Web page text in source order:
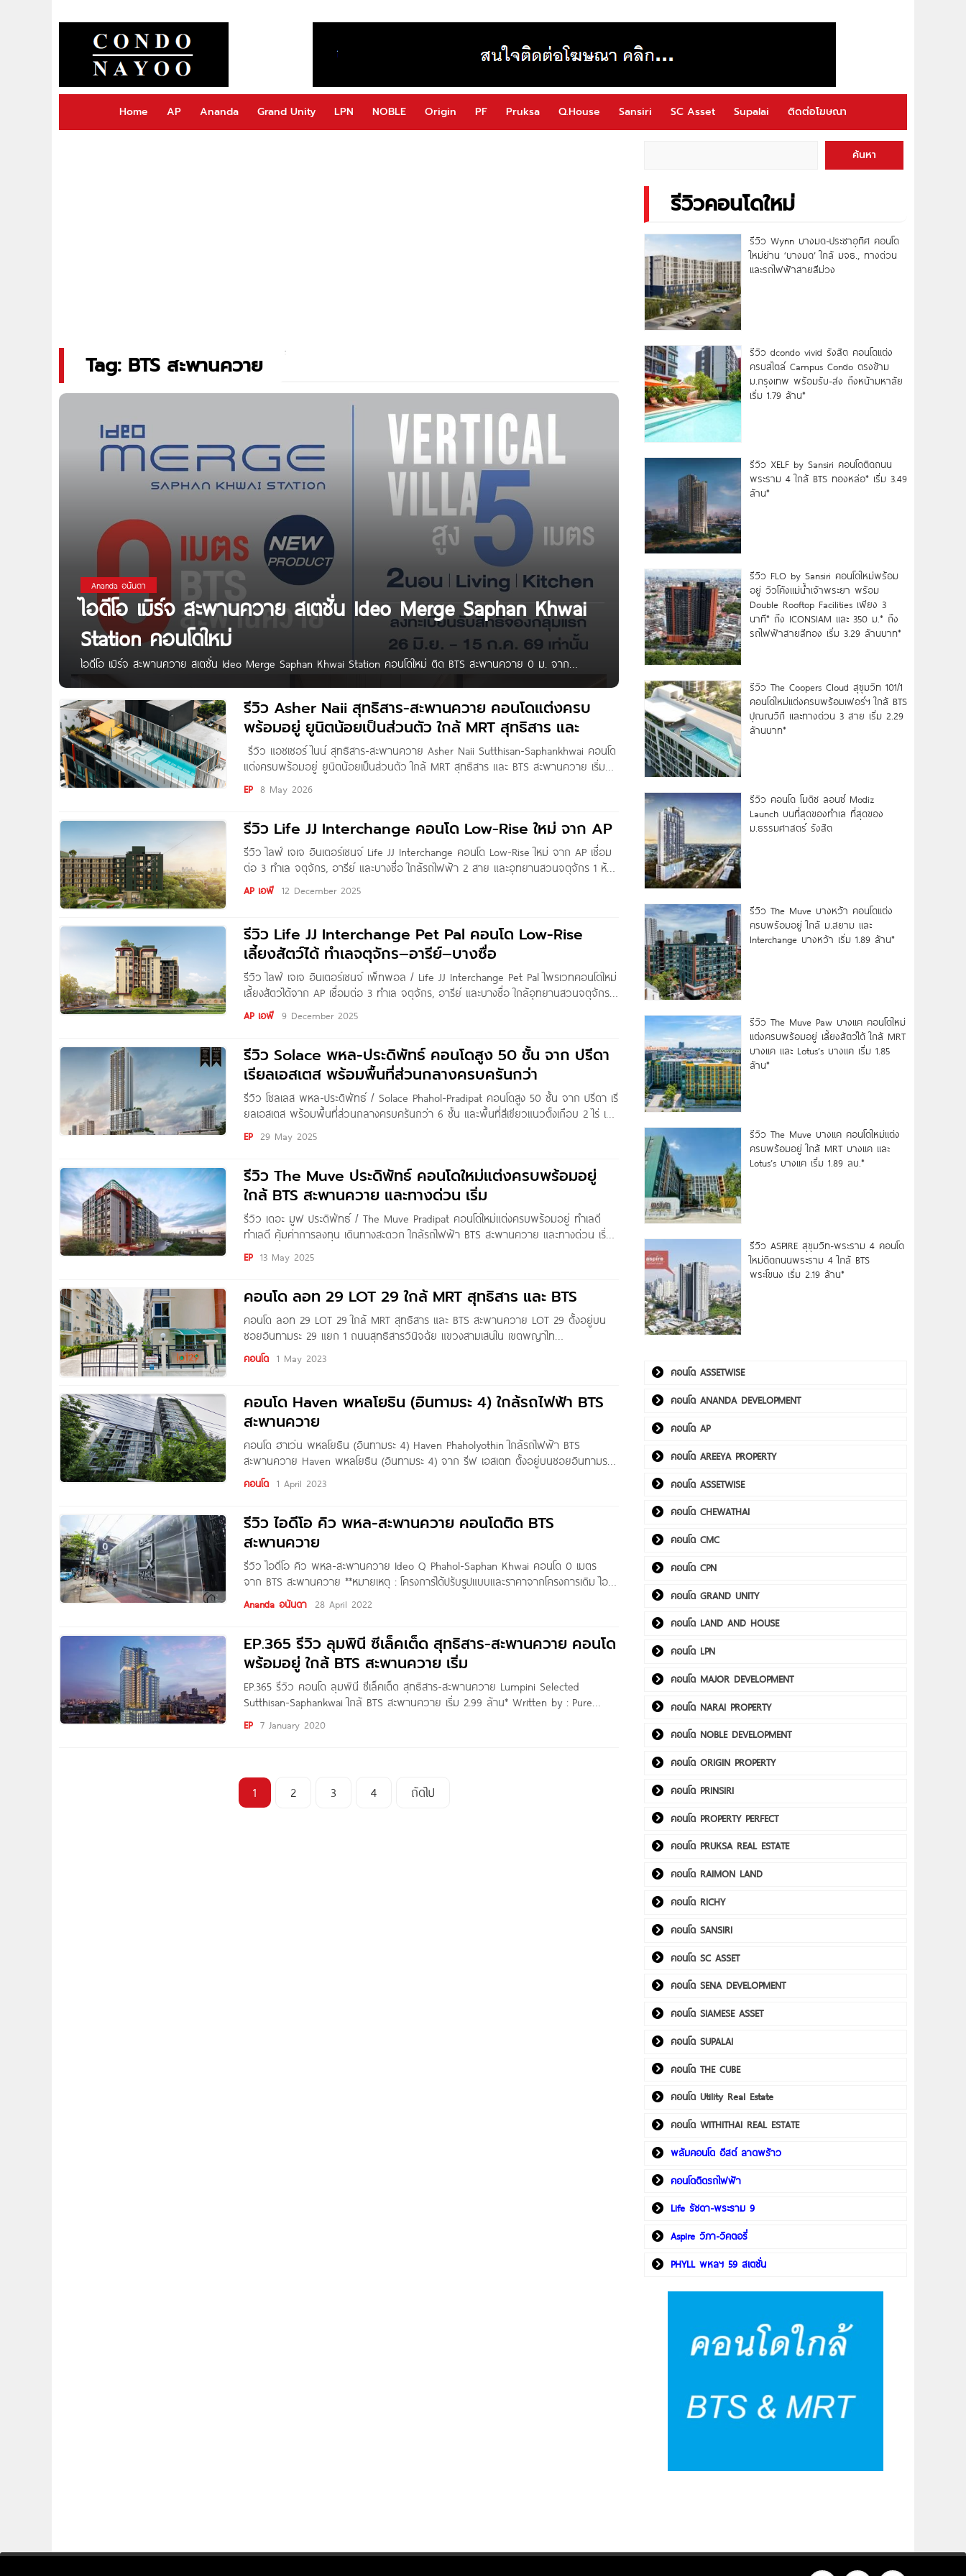
Home AP Ananda Grand Unity LPN NOBLE Origin PF Pruksa Q.House Sansiri SC Asset Supalai ติดต่อโฆษณา
Tag: BTS สะพานควาย
Ananda อนันดา
ไอดีโอ เมิร์จ สะพานควาย สเตชั่น Ideo Merge Saphan Khwai
Station คอนโดใหม่
ไอดีโอ เมิร์จ สะพานควาย สเตชั่น Ideo Merge Saphan Khwai Station คอนโดใหม่ ติด BTS สะพานควาย 0 ม. จาก
รีวิว Asher Naii สุทธิสาร-สะพานควาย คอนโดแต่งครบ
พร้อมอยู่ ยูนิตน้อยเป็นส่วนตัว ใกล้ MRT สุทธิสาร และ
รีวิว แอชเชอร์ ไนน์ สุทธิสาร-สะพานควาย Asher Naii Sutthisan-Saphankhwai คอนโด
แต่งครบพร้อมอยู่ ยูนิตน้อยเป็นส่วนตัว ใกล้ MRT สุทธิสาร และ BTS สะพานควาย เริ่ม
2.39 ล้าน* Written by : Pure Thitapa สวัสดีค่ะ เพื่อน ๆ Condonayoo ทุกคน วันนี้เรา
จะพาไปชมคอนโดแต่งครบพร้อมอยู่ บนทำเลใกล้
EP 8 May 2026
รีวิว Life JJ Interchange คอนโด Low-Rise ใหม่ จาก AP
รีวิว ไลฟ์ เจเจ อินเตอร์เชนจ์ Life JJ Interchange คอนโด Low-Rise ใหม่ จาก AP เชื่อม
ต่อ 3 ทำเล จตุจักร, อารีย์ และบางซื่อ ใกล้รถไฟฟ้า 2 สาย และอุทยานสวนจตุจักร 1 ห้อง
นอน เริ่ม 3.49 ล้านบาท* Written by :
AP เอพี 12 December 2025
รีวิว Life JJ Interchange Pet Pal คอนโด Low-Rise
เลี้ยงสัตว์ได้ ทำเลจตุจักร–อารีย์–บางซื่อ
รีวิว ไลฟ์ เจเจ อินเตอร์เชนจ์ เพ็ทพอล / Life JJ Interchange Pet Pal ไพรเวทคอนโดใหม่
เลี้ยงสัตว์ได้จาก AP เชื่อมต่อ 3 ทำเล จตุจักร, อารีย์ และบางซื่อ ใกล้อุทยานสวนจตุจักร
และ Pet Park (สวนรถไฟ) 1 ห้องนอน เริ่ม 3.89 ล้านบาท*
AP เอพี 9 December 2025
รีวิว Solace พหล-ประดิพัทธ์ คอนโดสูง 50 ชั้น จาก ปรีดา
เรียลเอสเตส พร้อมพื้นที่ส่วนกลางครบครันกว่า
รีวิว โซลเลส พหล-ประดิพัทธ์ / Solace Phahol-Pradipat คอนโดสูง 50 ชั้น จาก ปรีดา เรี
ยลเอสเตส พร้อมพื้นที่ส่วนกลางครบครันกว่า 6 ชั้น และพื้นที่สีเขียวแนวตั้งเกือบ 2 ไร่ เริ่ม
3.99 ล้าน* Written by : Pure Thitapa สวัสดีค่ะ เพื่อน ๆ Condonayoo ทุกคน วันนี้เรา
จะพาไปชมโครงการ
EP 29 May 2025
รีวิว The Muve ประดิพัทธ์ คอนโดใหม่แต่งครบพร้อมอยู่
ใกล้ BTS สะพานควาย และทางด่วน เริ่ม
รีวิว เดอะ มูฟ ประดิพัทธ์ / The Muve Pradipat คอนโดใหม่แต่งครบพร้อมอยู่ ทำเลดี
ทำเลดี คุ้มค่าการลงทุน เดินทางสะดวก ใกล้รถไฟฟ้า BTS สะพานควาย และทางด่วน เริ่ม
2.89 ล้าน* Written by : Pure Thitapa สวัสดีค่ะ เพื่อน ๆ Condonayoo วันนี้เราจะพาไป
ชมคอนโดแต่งครบสร้างเสร็จพร้อมอยู่ใจกลางเมือง
EP 13 May 2025
คอนโด ลอท 29 LOT 29 ใกล้ MRT สุทธิสาร และ BTS
คอนโด ลอท 29 LOT 29 ใกล้ MRT สุทธิสาร และ BTS สะพานควาย LOT 29 ตั้งอยู่บน
ซอยอินทามระ 29 แยก 1 ถนนสุทธิสารวินิจฉัย แขวงสามเสนใน เขตพญาไท
กรุงเทพมหานคร ใกล้รถไฟฟ้า MRT สุทธิสาร, BTS สะพานควาย, เซ็นทรัล ลาดพร้าว,
ยูเนียนมอลล์, ตลาดนัดสวนจตุจักร,
คอนโด 1 May 2023
คอนโด Haven พหลโยธิน (อินทามระ 4) ใกล้รถไฟฟ้า BTS
สะพานควาย
คอนโด ฮาเว่น พหลโยธิน (อินทามระ 4) Haven Phaholyothin ใกล้รถไฟฟ้า BTS
สะพานควาย Haven พหลโยธิน (อินทามระ 4) จาก รีฟ เอสเตท ตั้งอยู่บนซอยอินทามระ
4 ถนนสุทธิสารวินิจฉัย แขวงสามเสนใน เขตพญาไท กทม. ใกล้รถไฟฟ้า BTS
สะพานควาย, Big C สะพานควาย, Villa
คอนโด 1 April 2023
รีวิว ไอดีโอ คิว พหล-สะพานควาย คอนโดติด BTS
สะพานควาย
รีวิว ไอดีโอ คิว พหล-สะพานควาย Ideo Q Phahol-Saphan Khwai คอนโด 0 เมตร
จาก BTS สะพานควาย **หมายเหตุ : โครงการได้ปรับรูปแบบและราคาจากโครงการเดิม ไอดี
โอ คิว พหลฯ-สะพานควาย มาเป็นโครงการ ไอดีโอ พหลฯ-สะพานควาย โดยคาดว่าจะเปิด
ตัวอีกครั้งช่วงต้นปี 2563 ค่ะ ** Written by Gift
Ananda อนันดา 28 April 2022
EP.365 รีวิว ลุมพินี ซีเล็คเต็ด สุทธิสาร-สะพานควาย คอนโด
พร้อมอยู่ ใกล้ BTS สะพานควาย เริ่ม
EP.365 รีวิว คอนโด ลุมพินี ซีเล็คเต็ด สุทธิสาร-สะพานควาย Lumpini Selected
Sutthisan-Saphankwai ใกล้ BTS สะพานควาย เริ่ม 2.99 ล้าน* Written by : Pure
Thitapa Photo by : Eins Gannika สวัสดีค่ะ คุณผู้อ่านทุกท่าน วันนี้ทีมงาน
Condonayoo ขอพาไปชมทำเลโครงการ
EP 7 January 2020
1 2 3 4 ถัดไป
ค้นหา
รีวิวคอนโดใหม่
รีวิว Wynn บางมด-ประชาอุทิศ คอนโด
ใหม่ย่าน ‘บางมด’ ใกล้ มจธ., ทางด่วน
และรถไฟฟ้าสายสีม่วง
รีวิว dcondo vivid รังสิต คอนโดแต่ง
ครบสไตล์ Campus Condo ตรงข้าม
ม.กรุงเทพ พร้อมรับ-ส่ง ถึงหน้ามหาลัย
เริ่ม 1.79 ล้าน*
รีวิว XELF by Sansiri คอนโดติดถนน
พระราม 4 ใกล้ BTS ทองหล่อ* เริ่ม 3.49
ล้าน*
รีวิว FLO by Sansiri คอนโดใหม่พร้อม
อยู่ วิวโค้งแม่น้ำเจ้าพระยา พร้อม
Double Rooftop Facilities เพียง 3
นาที* ถึง ICONSIAM และ 350 ม.* ถึง
รถไฟฟ้าสายสีทอง เริ่ม 3.29 ล้านบาท*
รีวิว The Coopers Cloud สุขุมวิท 101/1
คอนโดใหม่แต่งครบพร้อมเฟอร์ฯ ใกล้ BTS
ปุณณวิถี และทางด่วน 3 สาย เริ่ม 2.29
ล้านบาท*
รีวิว คอนโด โมดิซ ลอนซ์ Modiz
Launch บนที่สุดของทำเล ที่สุดของ
ม.ธรรมศาสตร์ รังสิต
รีวิว The Muve บางหว้า คอนโดแต่ง
ครบพร้อมอยู่ ใกล้ ม.สยาม และ
Interchange บางหว้า เริ่ม 1.89 ล้าน*
รีวิว The Muve Paw บางแค คอนโดใหม่
แต่งครบพร้อมอยู่ เลี้ยงสัตว์ได้ ใกล้ MRT
บางแค และ Lotus’s บางแค เริ่ม 1.85
ล้าน*
รีวิว The Muve บางแค คอนโดใหม่แต่ง
ครบพร้อมอยู่ ใกล้ MRT บางแค และ
Lotus’s บางแค เริ่ม 1.89 ลบ.*
รีวิว ASPIRE สุขุมวิท-พระราม 4 คอนโด
ใหม่ติดถนนพระราม 4 ใกล้ BTS
พระโขนง เริ่ม 2.19 ล้าน*
คอนโด ASSETWISE
คอนโด ANANDA DEVELOPMENT
คอนโด AP
คอนโด AREEYA PROPERTY
คอนโด ASSETWISE
คอนโด CHEWATHAI
คอนโด CMC
คอนโด CPN
คอนโด GRAND UNITY
คอนโด LAND AND HOUSE
คอนโด LPN
คอนโด MAJOR DEVELOPMENT
คอนโด NARAI PROPERTY
คอนโด NOBLE DEVELOPMENT
คอนโด ORIGIN PROPERTY
คอนโด PRINSIRI
คอนโด PROPERTY PERFECT
คอนโด PRUKSA REAL ESTATE
คอนโด RAIMON LAND
คอนโด RICHY
คอนโด SANSIRI
คอนโด SC ASSET
คอนโด SENA DEVELOPMENT
คอนโด SIAMESE ASSET
คอนโด SUPALAI
คอนโด THE CUBE
คอนโด Utility Real Estate
คอนโด WITHITHAI REAL ESTATE
พลัมคอนโด อีสต์ ลาดพร้าว
คอนโดติดรถไฟฟ้า
Life รัชดา-พระราม 9
Aspire วิภา-วิคตอรี่
PHYLL พหลฯ 59 สเตชั่น